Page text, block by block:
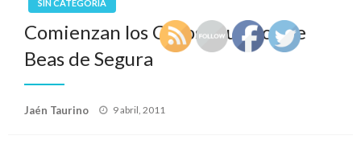
SIN CATEGORÍA
Comienzan los Ciclos Taurinos de
Beas de Segura
Jaén Taurino
Publicado
9 abril, 2011